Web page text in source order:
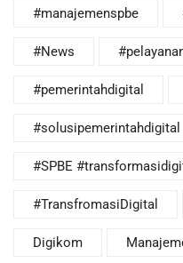
#manajemenspbe
#News
#pemerintahdigital
#solusipemerintahdigital
#SPBE
#TransfromasiDigital
Digikom